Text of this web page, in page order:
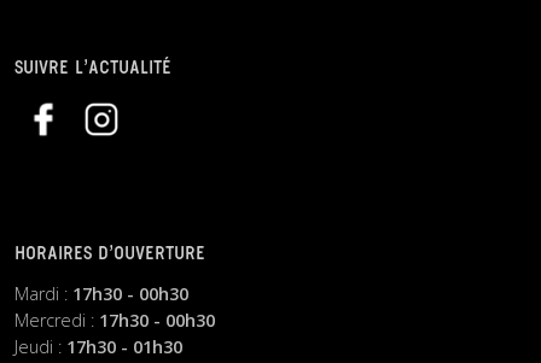
SUIVRE L’ACTUALITÉ
HORAIRES D’OUVERTURE
Mardi : 17h30 - 00h30
Mercredi : 17h30 - 00h30
Jeudi : 17h30 - 01h30